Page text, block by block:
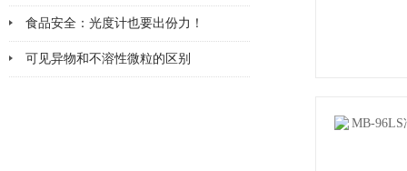
食品安全：光度计也要出份力！
可见异物和不溶性微粒的区别